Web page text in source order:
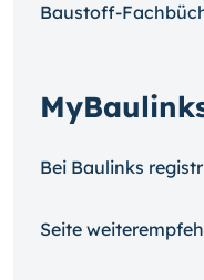
Baustoff-
Bei Baulinks
Seite